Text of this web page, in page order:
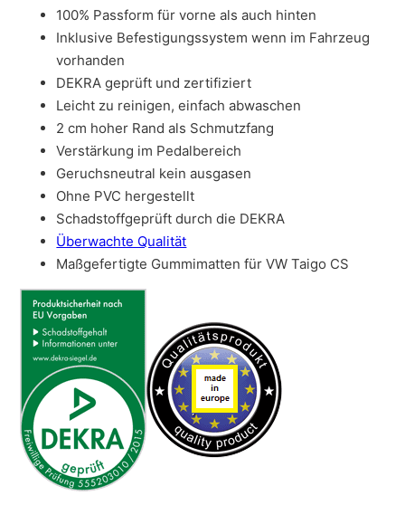
100% Passform für vorne als auch hinten
Inklusive Befestigungssystem wenn im Fahrzeug
vorhanden
DEKRA geprüft und zertifiziert
Leicht zu reinigen, einfach abwaschen
2 cm hoher Rand als Schmutzfang
Verstärkung im Pedalbereich
Geruchsneutral kein ausgasen
Ohne PVC hergestellt
Schadstoffgeprüft durch die DEKRA
Überwachte Qualität
Maßgefertigte Gummimatten für VW Taigo CS